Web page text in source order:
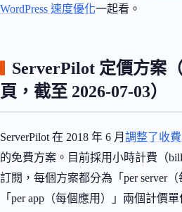
WordPress 速度優化一起看。
ServerPilot 定價方案
頁，截至 2026-07-03）
ServerPilot 在 2018 年 6 月 調整了收
的免費方案。目前採用小時計費（
訂閱，每個方案都分為「per server
「per app（每個應用）」兩個計價